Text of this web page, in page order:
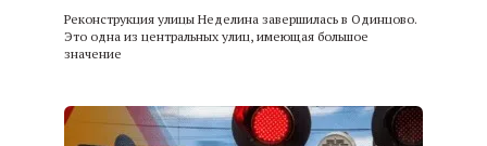
Реконструкция улицы Неделина завершилась в Одинцово.
Это одна из центральных улиц, имеющая большое
значение